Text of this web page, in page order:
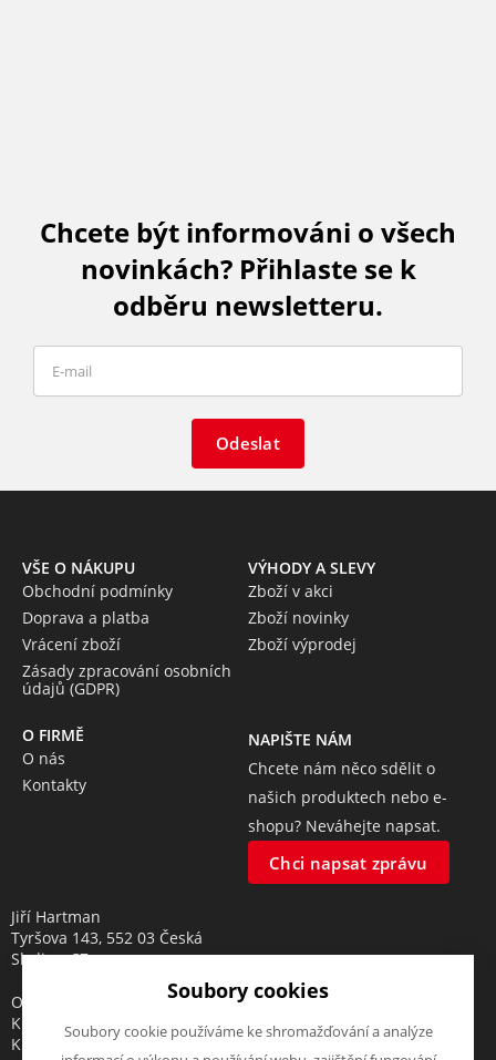
Chcete být informováni o všech
novinkách? Přihlaste se k
odběru newsletteru.
Odeslat
VŠE O NÁKUPU
Obchodní podmínky
Doprava a platba
Vrácení zboží
Zásady zpracování osobních
údajů (GDPR)
VÝHODY A SLEVY
Zboží v akci
Zboží novinky
Zboží výprodej
O FIRMĚ
O nás
Kontakty
NAPIŠTE NÁM
Chcete nám něco sdělit o
našich produktech nebo e-
shopu? Neváhejte napsat.
Chci napsat zprávu
Jiří Hartman
Tyršova 143, 552 03 Česká
Skalice, CZ
Obchodní rejstřík vedený u
Krajského soudu v Hradci
Králové, oddíl A, vložka 18553
Soubory cookies
Soubory cookie používáme ke shromažďování a analýze